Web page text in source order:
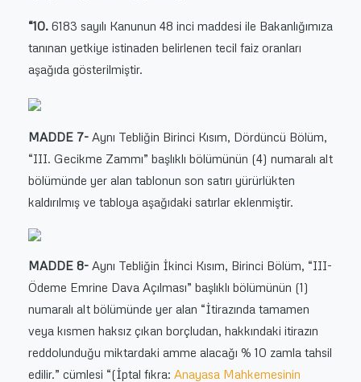
“10. 6183 sayılı Kanunun 48 inci maddesi ile Bakanlığımıza
tanınan yetkiye istinaden belirlenen tecil faiz oranları
aşağıda gösterilmiştir.
MADDE 7- Aynı Tebliğin Birinci Kısım, Dördüncü Bölüm,
“III. Gecikme Zammı” başlıklı bölümünün (4) numaralı alt
bölümünde yer alan tablonun son satırı yürürlükten
kaldırılmış ve tabloya aşağıdaki satırlar eklenmiştir.
MADDE 8- Aynı Tebliğin İkinci Kısım, Birinci Bölüm, “III-
Ödeme Emrine Dava Açılması” başlıklı bölümünün (1)
numaralı alt bölümünde yer alan “İtirazında tamamen
veya kısmen haksız çıkan borçludan, hakkındaki itirazın
reddolunduğu miktardaki amme alacağı % 10 zamla tahsil
edilir.” cümlesi “(İptal fıkra: Anayasa Mahkemesinin